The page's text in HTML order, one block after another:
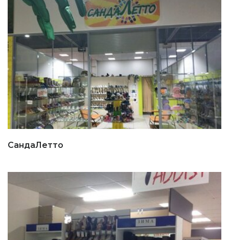
СандаЛетто